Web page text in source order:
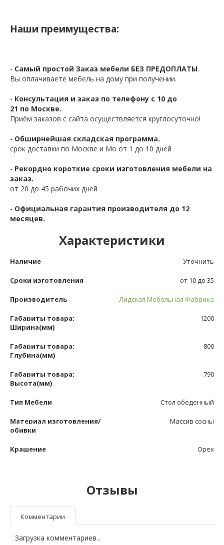
Наши преимущества:
- Самый простой Заказ мебели БЕЗ ПРЕДОПЛАТЫ.
Вы оплачиваете мебель на дому при получении.
- Консультация и заказ по телефону с 10 до
21 по Москве.
Приём заказов с сайта осуществляется круглосуточно!
- Обширнейшая складская программа.
срок доставки по Москве и Мо от 1 до 10 дней
- Рекордно короткие сроки изготовления мебели на
заказ.
от 20 до 45 рабочих дней
- Официальная гарантия производителя до 12
месяцев.
Характеристики
Наличие Уточнить
Сроки изготовления от 10 до 35
Производитель Лидская Мебельная Фабрика
Габариты товара:
Ширина(мм)
1200
Габариты товара:
Глубина(мм)
800
Габариты товара:
Высота(мм)
790
Тип Мебели Стол обеденный
Материал изготовления/
обивки
Массив сосны
Крашение Орех
Отзывы
Комментарии
Загрузка комментариев...